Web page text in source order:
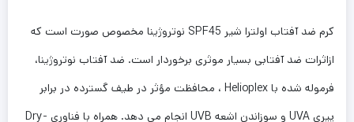
کرم ضد آفتاب اولترا شیر SPF45 نوتروژینا مخصوص صورت است که
ازاثرات ضد آفتابی بسیار موثری برخوردار است. ضد آفتاب نوتروژینا،
فرموله شده با Helioplex ، محافظت مؤثر در طیف گسترده در برابر
پیری UVA و سوزاندن اشعه UVB انجام می دهد. همراه با فناوری Dry-